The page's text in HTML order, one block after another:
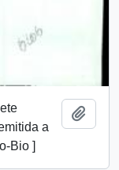
a
Bio ]